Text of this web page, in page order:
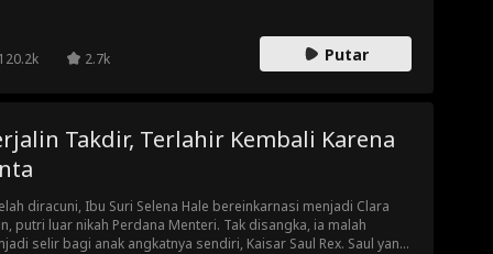
ia sadar suami 'biasa'-nya itu berasal dari keluarga yang jauh
berkuasa dari dugaannya.
120.2k 2.7k Putar
Takdir, Terlahir Kembali Karena
diracuni, Ibu Suri Selena Hale bereinkarnasi menjadi Clara
putri luar nikah Perdana Menteri. Tak disangka, ia malah
selir bagi anak angkatnya sendiri, Kaisar Saul Rex. Saul yang